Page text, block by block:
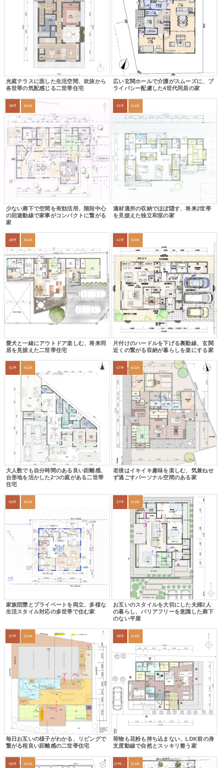
光庭テラスに面した生活空間、吹抜から
各世帯の気配感じる二世帯住宅
広い玄関ホールで介護がスムーズに、プ
ライバシー配慮した4世代同居の家
38坪 3LDK
少ない廊下で空間を有効活用、階段中心
の回遊動線で家事がコンパクトに繋がる
家
41坪 4LDK
適材適所の収納でほぼ隠す、将来2世帯
を見据えた独立和室の家
38坪 3LDK
愛犬と一緒にアウトドア楽しむ、将来同
居を見据えた二世帯住宅
42坪 3LDK
片付けのハードルを下げる裏動線、玄関
近くの繋がる収納が暮らしを楽にする家
61坪 4LDK
大人数でも自分時間のある良い距離感、
台形地を活かした2つの庭がある二世帯
住宅
57坪 6LDK
老後はイキイキ趣味を楽しむ、気兼ねせ
ず過ごすパーソナル空間のある家
50坪 4LDK
家族団欒とプライベートを両立、多様な
生活スタイル対応の多世帯で住む家
27坪 3LDK
お互いのスタイルを大切にした夫婦2人
の暮らし、バリアフリーを意識した廊下
のない平屋
57坪 2LDK
毎日お互いの様子がわかる、リビングで
繋がる程良い距離感の二世帯住宅
38坪 4LDK
荷物も花粉も持ち込まない、LDK前の身
支度動線で自然とスッキリ整う家
56坪 6LDK 27坪〜30坪 3LDK